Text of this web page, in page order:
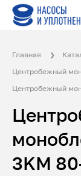
Главная
Центробежный
Центробежный
3KM